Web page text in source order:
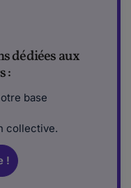
dédiées aux
:
base
collective.
!